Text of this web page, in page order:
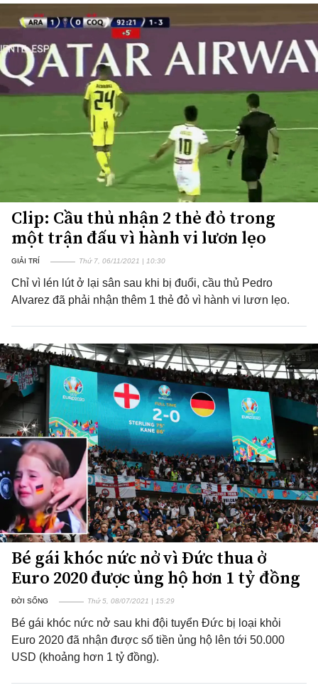
Clip: Cầu thủ nhận 2 thẻ đỏ trong
một trận đấu vì hành vi lươn lẹo
GIẢI TRÍ Thứ 7, 06/11/2021 | 10:30
Chỉ vì lén lút ở lại sân sau khi bị đuổi, cầu thủ Pedro
Alvarez đã phải nhận thêm 1 thẻ đỏ vì hành vi lươn lẹo.
Bé gái khóc nức nở vì Đức thua ở
Euro 2020 được ủng hộ hơn 1 tỷ đồng
ĐỜI SỐNG Thứ 5, 08/07/2021 | 15:29
Bé gái khóc nức nở sau khi đội tuyển Đức bị loại khỏi
Euro 2020 đã nhận được số tiền ủng hộ lên tới 50.000
USD (khoảng hơn 1 tỷ đồng).